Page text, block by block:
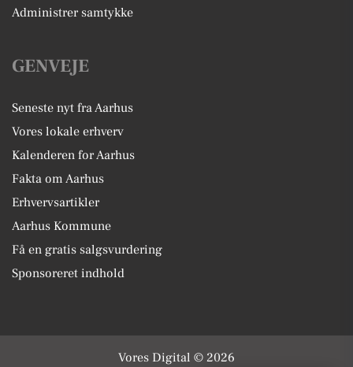
Administrer samtykke
GENVEJE
Seneste nyt fra Aarhus
Vores lokale erhverv
Kalenderen for Aarhus
Fakta om Aarhus
Erhvervsartikler
Aarhus Kommune
Få en gratis salgsvurdering
Sponsoreret indhold
Vores Digital © 2026